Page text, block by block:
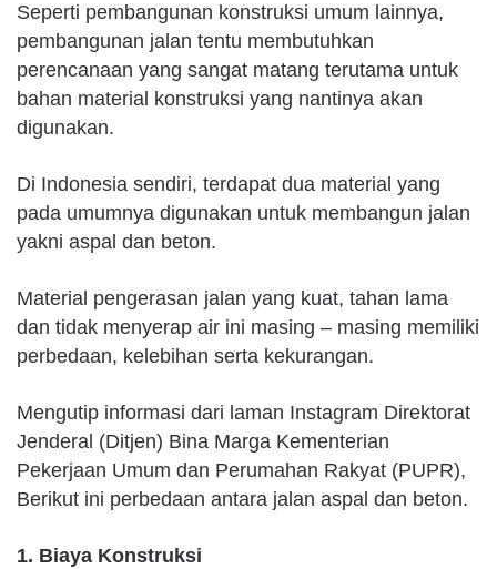
Seperti pembangunan konstruksi umum lainnya,
pembangunan jalan tentu membutuhkan
perencanaan yang sangat matang terutama untuk
bahan material konstruksi yang nantinya akan
digunakan.
Di Indonesia sendiri, terdapat dua material yang
pada umumnya digunakan untuk membangun jalan
yakni aspal dan beton.
Material pengerasan jalan yang kuat, tahan lama
dan tidak menyerap air ini masing – masing memiliki
perbedaan, kelebihan serta kekurangan.
Mengutip informasi dari laman Instagram Direktorat
Jenderal (Ditjen) Bina Marga Kementerian
Pekerjaan Umum dan Perumahan Rakyat (PUPR),
Berikut ini perbedaan antara jalan aspal dan beton.
1. Biaya Konstruksi